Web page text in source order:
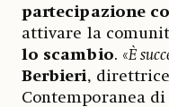
partecipazione
attivare la
lo scambio. «È
Berbieri,
Contemporanea